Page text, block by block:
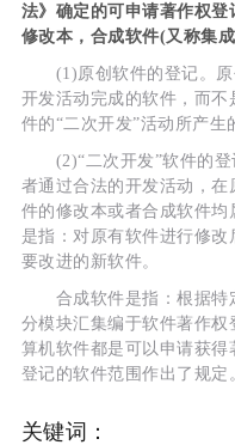
法》确定的可申请著作权
修改本，合成软件(又称集成
(1)原创软件的登记。原
开发活动完成的软件，而
件的“二次开发”活动所产生
(2)“二次开发”软件的登
者通过合法的开发活动，
件的修改本或者合成软件均
是指：对原有软件进行修
要改进的新软件。
合成软件是指：根据特
分模块汇集编于软件著作
算机软件都是可以申请获得
登记的软件范围作出了规定
关键词：